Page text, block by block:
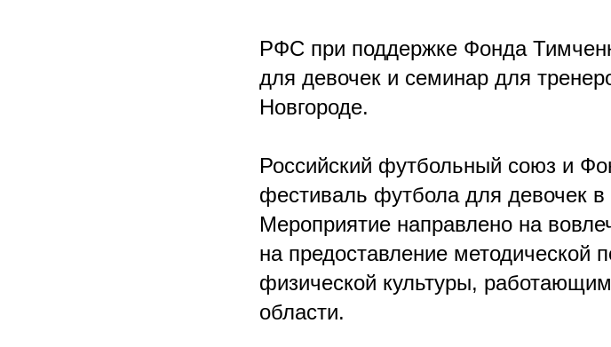
РФС при поддержке Фонда
для девочек и семинар для
Новгороде.
Российский футбольный союз и
фестиваль футбола для девочек
Мероприятие направлено на
на предоставление методической
физической культуры,
области.